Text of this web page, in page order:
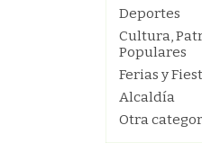
Deportes
Cultura,
Populares
Ferias y
Alcaldía
Otra